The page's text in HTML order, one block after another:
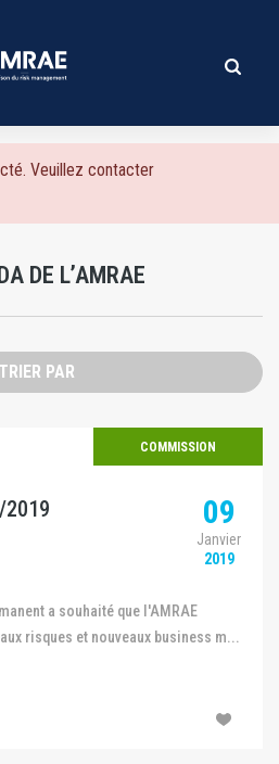
Veuillez contacter
DE L’AMRAE
TRIER PAR
COMMISSION
09
Janvier
2019
risques et nouveaux business m...